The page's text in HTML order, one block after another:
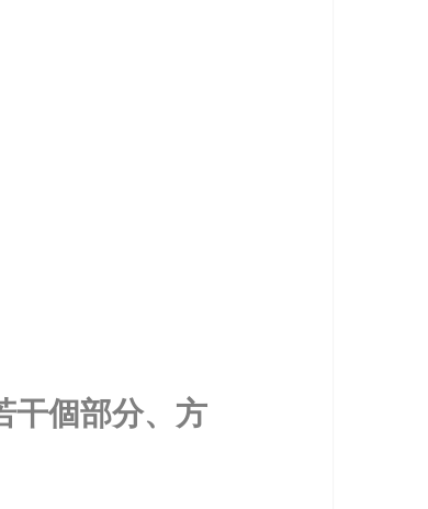
干個部分、方